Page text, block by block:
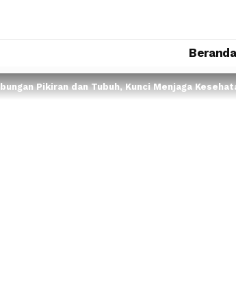
Beranda
Pikiran dan Tubuh, Kunci Menjaga